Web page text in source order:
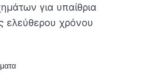
για υπαίθρια
ελεύθερου χρόνου